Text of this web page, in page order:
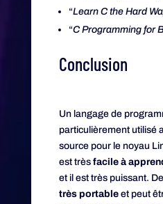
“Learn C the Hard
“C Programming for
Conclusion
Un langage de
particulièrement utilisé
source pour le noyau
est très facile à
et il est très puissant.
très portableet peut